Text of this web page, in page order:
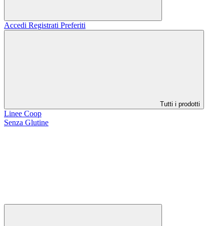
Accedi Registrati Preferiti
Tutti i prodotti
Linee Coop
Senza Glutine